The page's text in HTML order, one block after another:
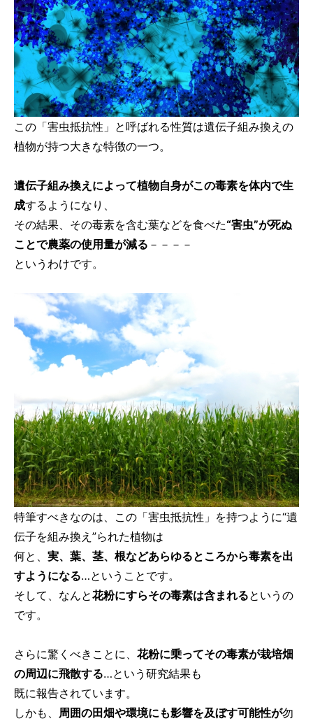
この「害虫抵抗性」と呼ばれる性質は遺伝子組み換えの
植物が持つ大きな特徴の一つ。
遺伝子組み換えによって植物自身がこの毒素を体内で生
成するようになり、
その結果、その毒素を含む葉などを食べた“害虫”が死ぬ
ことで農薬の使用量が減る －－－－
というわけです。
特筆すべきなのは、この「害虫抵抗性」を持つように“遺
伝子を組み換え”られた植物は
何と、 実、葉、茎、根などあらゆるところから毒素を出
すようになる…ということです。
そして、なんと花粉にすらその毒素は含まれるというの
です。
さらに驚くべきことに、 花粉に乗ってその毒素が栽培畑
の周辺に飛散する…という研究結果も
既に報告されています。
しかも、 周囲の田畑や環境にも影響を及ぼす可能性が勿